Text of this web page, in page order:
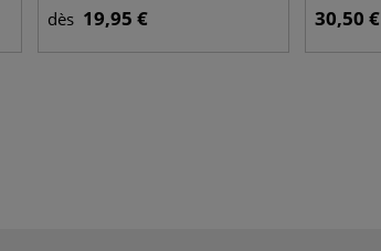
dès 19,95 € 30,50 €